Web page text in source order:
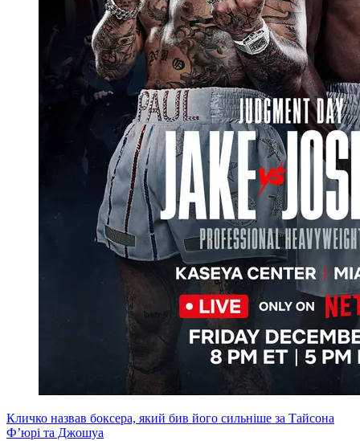
Кличко назвав боксера, який бив його сильніше за Тайсона
Ф’юрі та Джошуа